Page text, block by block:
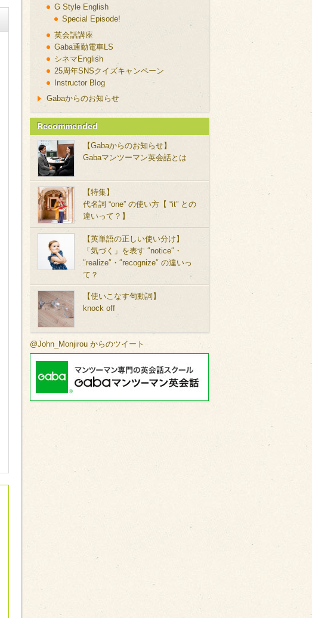
G Style English
Special Episode!
英会話講座
Gaba通勤電車LS
シネマEnglish
25周年SNSクイズキャンペーン
Instructor Blog
Gabaからのお知らせ
Recommended
【Gabaからのお知らせ】
Gabaマンツーマン英会話とは
【特集】
代名詞 “one” の使い方【 “it” との
違いって？】
【英単語の正しい使い分け】
「気づく」を表す ″notice″・
″realize″・″recognize″ の違いっ
て？
【使いこなす句動詞】
knock off
@John_Monjirou からのツイート